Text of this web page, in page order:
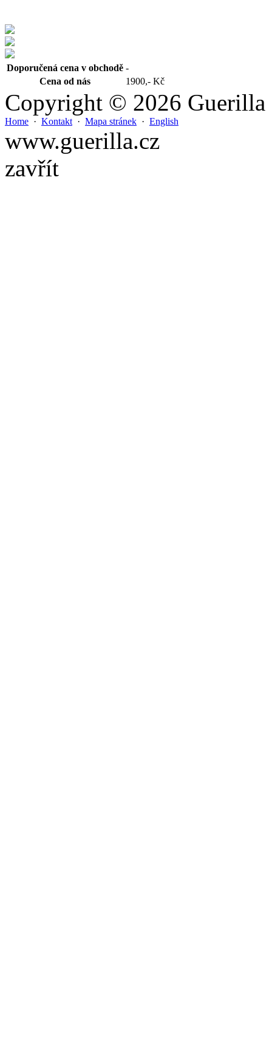
Doporučená cena v obchodě -
Cena od nás
1900,- Kč
Copyright © 2026 Guerilla
Home · Kontakt · Mapa stránek · English
www.guerilla.cz
zavřít